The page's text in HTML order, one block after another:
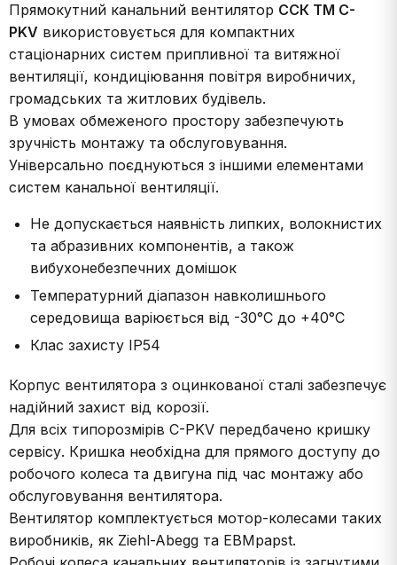
Прямокутний канальний вентилятор ССК ТМ C-
PKV використовується для компактних
стаціонарних систем припливної та витяжної
вентиляції, кондиціювання повітря виробничих,
громадських та житлових будівель.
В умовах обмеженого простору забезпечують
зручність монтажу та обслуговування.
Універсально поєднуються з іншими елементами
систем канальної вентиляції.
Не допускається наявність липких, волокнистих
та абразивних компонентів, а також
вибухонебезпечних домішок
Температурний діапазон навколишнього
середовища варіюється від -30°С до +40°С
Клас захисту IP54
Корпус вентилятора з оцинкованої сталі забезпечує
надійний захист від корозії.
Для всіх типорозмірів C-PKV передбачено кришку
сервісу. Кришка необхідна для прямого доступу до
робочого колеса та двигуна під час монтажу або
обслуговування вентилятора.
Вентилятор комплектується мотор-колесами таких
виробників, як Ziehl-Abegg та EBMpapst.